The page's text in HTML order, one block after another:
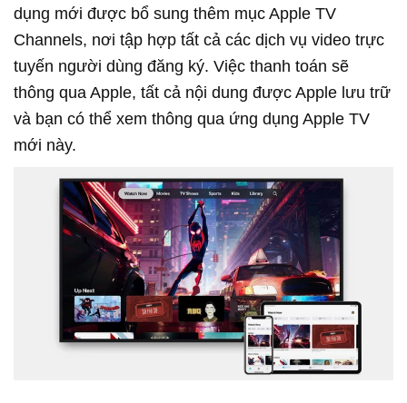
dụng mới được bổ sung thêm mục Apple TV
Channels, nơi tập hợp tất cả các dịch vụ video trực
tuyến người dùng đăng ký. Việc thanh toán sẽ
thông qua Apple, tất cả nội dung được Apple lưu trữ
và bạn có thể xem thông qua ứng dụng Apple TV
mới này.